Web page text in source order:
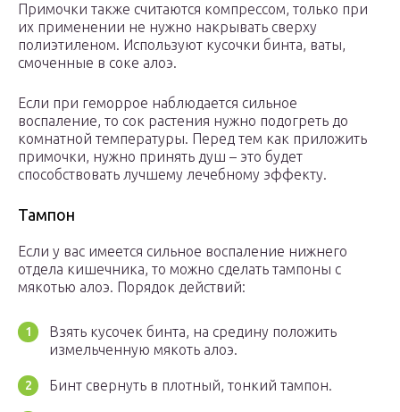
Примочки также считаются компрессом, только при
их применении не нужно накрывать сверху
полиэтиленом. Используют кусочки бинта, ваты,
смоченные в соке алоэ.
Если при геморрое наблюдается сильное
воспаление, то сок растения нужно подогреть до
комнатной температуры. Перед тем как приложить
примочки, нужно принять душ – это будет
способствовать лучшему лечебному эффекту.
Тампон
Если у вас имеется сильное воспаление нижнего
отдела кишечника, то можно сделать тампоны с
мякотью алоэ. Порядок действий:
Взять кусочек бинта, на средину положить
измельченную мякоть алоэ.
Бинт свернуть в плотный, тонкий тампон.